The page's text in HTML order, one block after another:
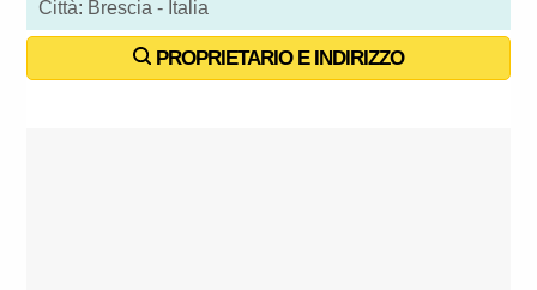
Città: Brescia - Italia
PROPRIETARIO E INDIRIZZO